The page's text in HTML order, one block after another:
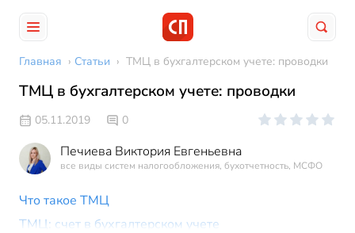
Главная › Статьи › ТМЦ в бухгалтерском учете: проводки
ТМЦ в бухгалтерском учете: проводки
05.11.2019 0
Печиева Виктория Евгеньевна
все виды систем налогообложения, бухотчетность, МСФО
Что такое ТМЦ
ТМЦ: счет в бухгалтерском учете